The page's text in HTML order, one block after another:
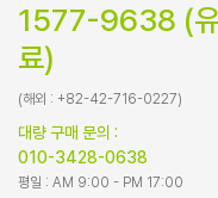
1577-9638 (
료)
(해외 : +82-42-716-0227)
대량 구매 문의 :
010-3428-0638
평일 : AM 9:00 - PM 17:00